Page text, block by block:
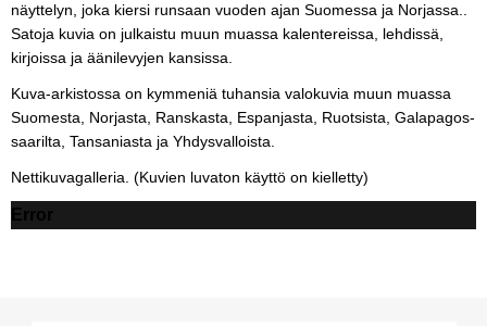
näyttelyn, joka kiersi runsaan vuoden ajan Suomessa ja Norjassa..
Satoja kuvia on julkaistu muun muassa kalentereissa, lehdissä,
kirjoissa ja äänilevyjen kansissa.
Kuva-arkistossa on kymmeniä tuhansia valokuvia muun muassa
Suomesta, Norjasta, Ranskasta, Espanjasta, Ruotsista, Galapagos-
saarilta, Tansaniasta ja Yhdysvalloista.
Nettikuvagalleria. (Kuvien luvaton käyttö on kielletty)
Error